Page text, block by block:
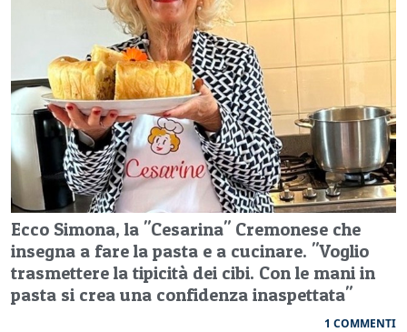
Ecco Simona, la "Cesarina" Cremonese che
insegna a fare la pasta e a cucinare. "Voglio
trasmettere la tipicità dei cibi. Con le mani in
pasta si crea una confidenza inaspettata"
1 COMMENTI